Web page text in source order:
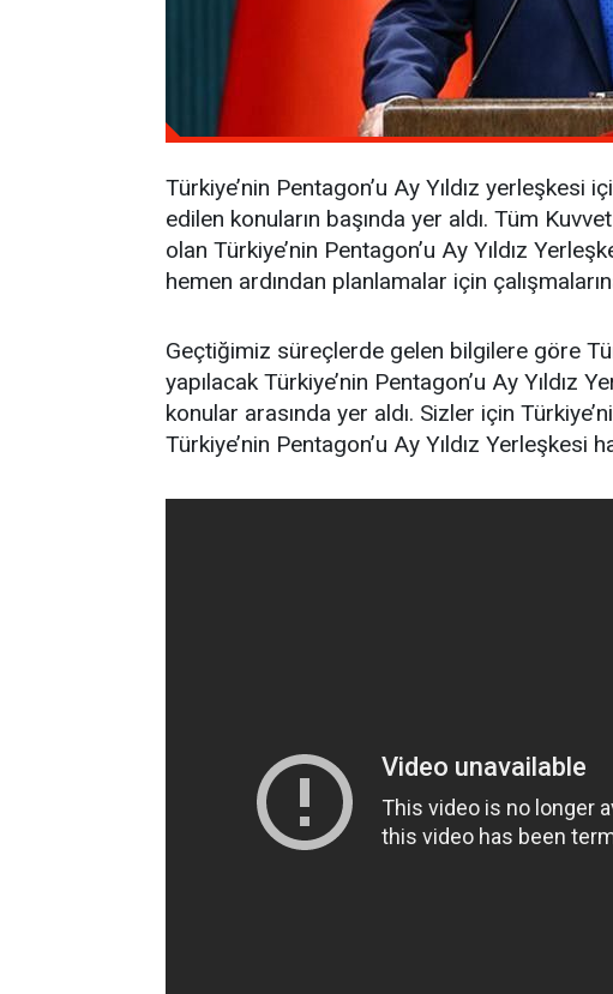
Türkiye’nin Pentagon’u Ay Yıldız yerleşkesi
edilen konuların başında yer aldı. Tüm
olan Türkiye’nin Pentagon’u Ay Yıldız
hemen ardından planlamalar için
Geçtiğimiz süreçlerde gelen bilgilere göre
yapılacak Türkiye’nin Pentagon’u Ay
konular arasında yer aldı. Sizler için
Türkiye’nin Pentagon’u Ay Yıldız Yerleşkesi